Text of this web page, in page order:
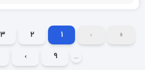
«
‹
1
2
3
...
9
›